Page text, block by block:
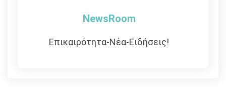
NewsRoom
Επικαιρότητα-Νέα-Ειδήσεις!